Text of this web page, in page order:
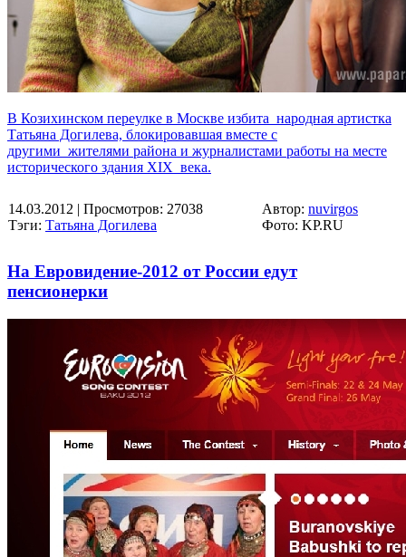
В Козихинском переулке в Москве избита народная артистка
Татьяна Догилева, блокировавшая вместе с
другими жителями района и журналистами работы на месте
исторического здания XIX века.
14.03.2012 | Просмотров: 27038
Тэги: Татьяна Догилева
Автор: nuvirgos
Фото: KP.RU
На Евровидение-2012 от России едут
пенсионерки